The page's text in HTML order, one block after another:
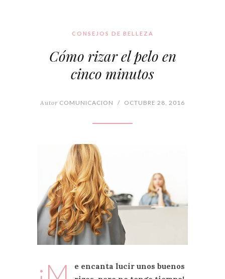
CONSEJOS DE BELLEZA
Cómo rizar el pelo en
cinco minutos
Autor COMUNICACION / OCTUBRE 28, 2016
e encanta lucir unos buenos